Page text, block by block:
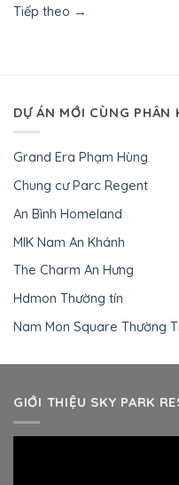
Tiếp theo →
DỰ ÁN MỚI CÙNG PHÂN
Grand Era Phạm Hùng
Chung cư Parc Regent
An Bình Homeland
MIK Nam An Khánh
The Charm An Hưng
Hdmon Thường tín
Nam Mon Square Thường
GIỚI THIỆU SKY PARK